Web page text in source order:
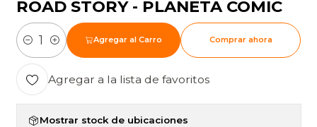
ROAD STORY - PLANETA COMIC
Cantidad
Agregar al Carro Comprar ahora
Agregar a la lista de favoritos
Mostrar stock de ubicaciones